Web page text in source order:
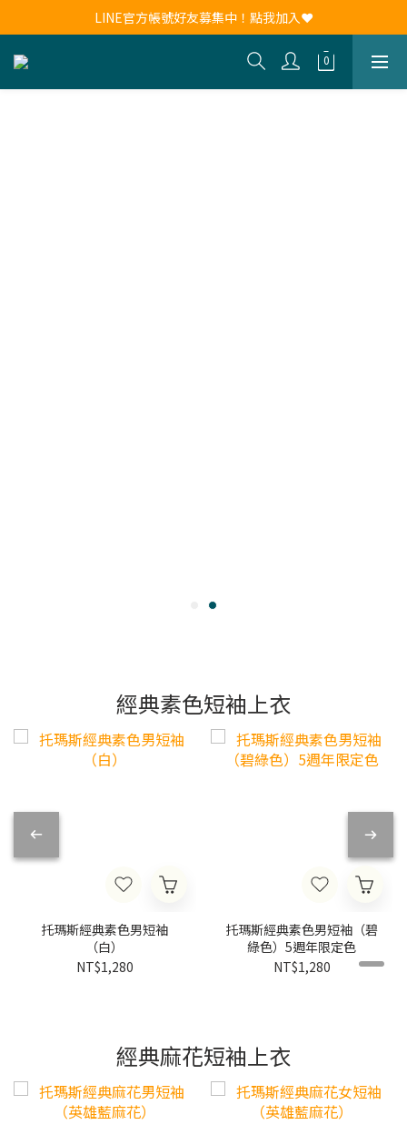
新會員註冊送30元購物金！現領現用！
LINE官方帳號好友募集中！點我加入❤
新會員註冊送30元購物金！現領現用！
經典素色短袖上衣
托瑪斯經典素色男短袖
（白）
NT$1,280
托瑪斯經典素色男短袖（碧
綠色）5週年限定色
NT$1,280
經典麻花短袖上衣